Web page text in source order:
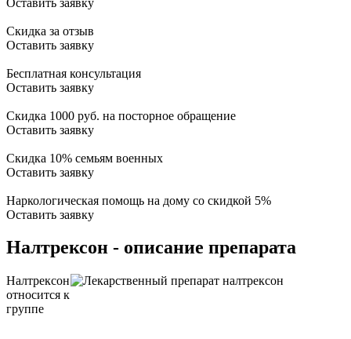
Скидка за отзыв
Оставить заявку
Бесплатная консультация
Оставить заявку
Скидка 1000 руб. на посторное обращение
Оставить заявку
Скидка 10% семьям военных
Оставить заявку
Наркологическая помощь на дому со скидкой 5%
Оставить заявку
Налтрексон - описание препарата
Налтрексон
относится к
группе